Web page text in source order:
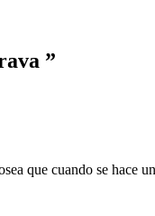
”
que cuando se hace